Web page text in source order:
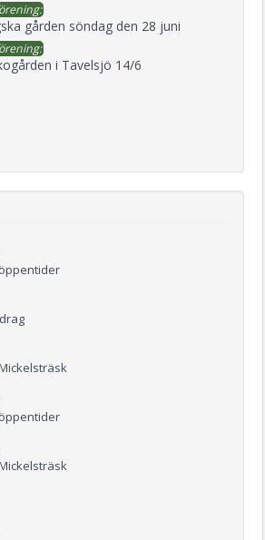
gården söndag den 28 juni
i Tavelsjö 14/6